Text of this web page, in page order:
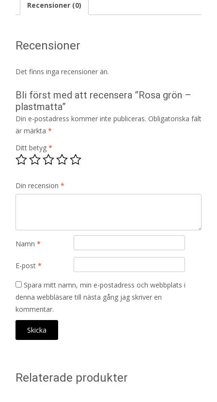
Recensioner (0)
Recensioner
Det finns inga recensioner än.
Bli först med att recensera ”Rosa grön –
plastmatta”
Din e-postadress kommer inte publiceras. Obligatoriska fält
är märkta *
Ditt betyg *
Din recension *
Namn *
E-post *
Spara mitt namn, min e-postadress och webbplats i
denna webbläsare till nästa gång jag skriver en
kommentar.
Relaterade produkter